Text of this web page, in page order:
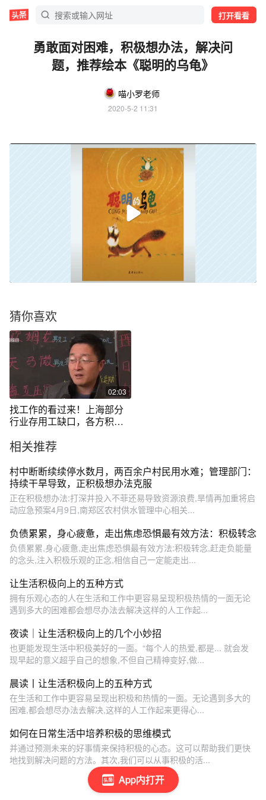
打开看看
App内打开
勇敢面对困难，积极想办法，解决问
题，推荐绘本《聪明的乌龟》
喵小罗老师
2020-5-2 11:31
猜你喜欢
02:03
找工作的看过来！上海部分
行业存用工缺口，各方积极
相关推荐
村中断断续续停水数月，两百余户村民用水难；管理部门：
持续干旱导致，正积极想办法克服
正在积极想办法:打深井投入不菲还易导致资源浪费,旱情再加重将启
动应急预案4月9日,南郑区农村供水管理中心相关...
负债累累，身心疲惫，走出焦虑恐惧最有效方法：积极转念
负债累累,身心疲惫,走出焦虑恐惧最有效方法:积极转念,赶走负能量
的念头,注入积极乐观的正念,相信自己一定能走出...
让生活积极向上的五种方式
拥有乐观心态的人在生活和工作中更容易呈现积极热情的一面无论
遇到多大的困难都会想尽办法去解决这样的人工作起...
夜读｜让生活积极向上的几个小妙招
也更能发现生活中积极美好的一面。“每个人的热爱,都是... 就会发
现早起的意义超乎自己的想象,不但自己精神变好,做...
晨读丨让生活积极向上的五种方式
在生活和工作中更容易呈现出积极和热情的一面。无论遇到多大的
困难,都会想尽办法去解决,这样的人工作起来更得心...
如何在日常生活中培养积极的思维模式
并通过预测未来的好事情来保持积极的心态。这可以帮助我们更快
地找到解决问题的方法。其次,我们可以从事积极的活...